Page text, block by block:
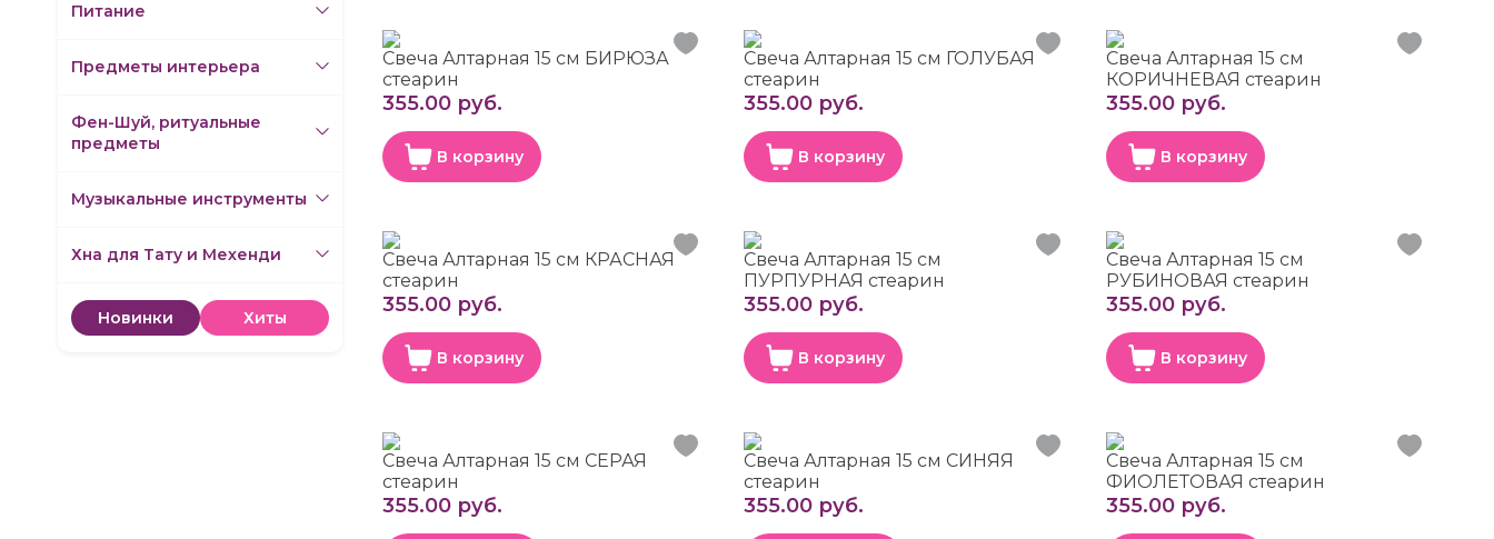
Питание
Предметы интерьера
Фен-Шуй, ритуальные
предметы
Музыкальные инструменты
Хна для Тату и Мехенди
Новинки Хиты
Свеча Алтарная 15 см БИРЮЗА
стеарин
355.00 руб.
В корзину
Свеча Алтарная 15 см ГОЛУБАЯ
стеарин
355.00 руб.
В корзину
Свеча Алтарная 15 см
КОРИЧНЕВАЯ стеарин
355.00 руб.
В корзину
Свеча Алтарная 15 см КРАСНАЯ
стеарин
355.00 руб.
В корзину
Свеча Алтарная 15 см
ПУРПУРНАЯ стеарин
355.00 руб.
В корзину
Свеча Алтарная 15 см
РУБИНОВАЯ стеарин
355.00 руб.
В корзину
Свеча Алтарная 15 см СЕРАЯ
стеарин
355.00 руб.
Свеча Алтарная 15 см СИНЯЯ
стеарин
355.00 руб.
Свеча Алтарная 15 см
ФИОЛЕТОВАЯ стеарин
355.00 руб.